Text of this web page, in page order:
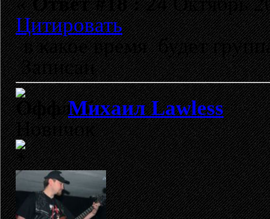
Цитировать
в какое время будет
Записан
Михаил Lawless
Новичок